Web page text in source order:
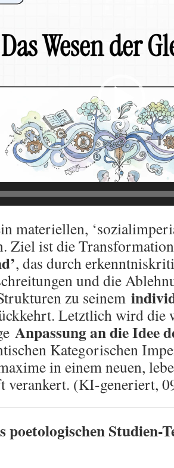
materiellen,
Ziel ist die
, das durch
und die
zu seinem
Letztlich wird die
Anpassung an die Idee
Kategorischen
in einem neuen,
verankert. (KI-generiert,
poetologischen Studien-